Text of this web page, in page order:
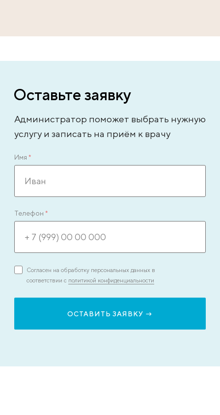
Оставьте заявку
Администратор поможет выбрать нужную
услугу и записать на приём к врачу
Имя *
Телефон *
Согласен на обработку персональных данных в
соответствии с политикой конфиденциальности